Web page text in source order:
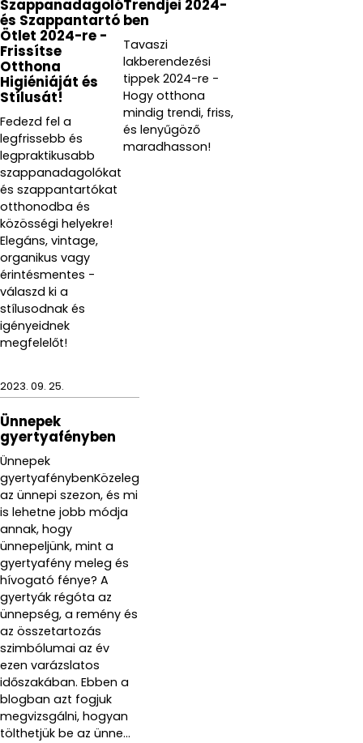
Szappanadagoló
és Szappantartó
Ötlet 2024-re -
Frissítse
Otthona
Higiéniáját és
Stílusát!
Fedezd fel a
legfrissebb és
legpraktikusabb
szappanadagolókat
és szappantartókat
otthonodba és
közösségi helyekre!
Elegáns, vintage,
organikus vagy
érintésmentes -
válaszd ki a
stílusodnak és
igényeidnek
megfelelőt!
Trendjei 2024-
ben
Tavaszi
lakberendezési
tippek 2024-re -
Hogy otthona
mindig trendi, friss,
és lenyűgöző
maradhasson!
2023. 09. 25.
Ünnepek
gyertyafényben
Ünnepek
gyertyafénybenKözeleg
az ünnepi szezon, és mi
is lehetne jobb módja
annak, hogy
ünnepeljünk, mint a
gyertyafény meleg és
hívogató fénye? A
gyertyák régóta az
ünnepség, a remény és
az összetartozás
szimbólumai az év
ezen varázslatos
időszakában. Ebben a
blogban azt fogjuk
megvizsgálni, hogyan
tölthetjük be az ünne...